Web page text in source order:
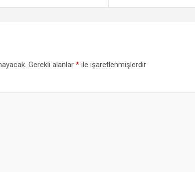
Gerekli alanlar * ile işaretlenmişlerdir